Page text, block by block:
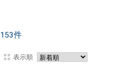
表示順
153件